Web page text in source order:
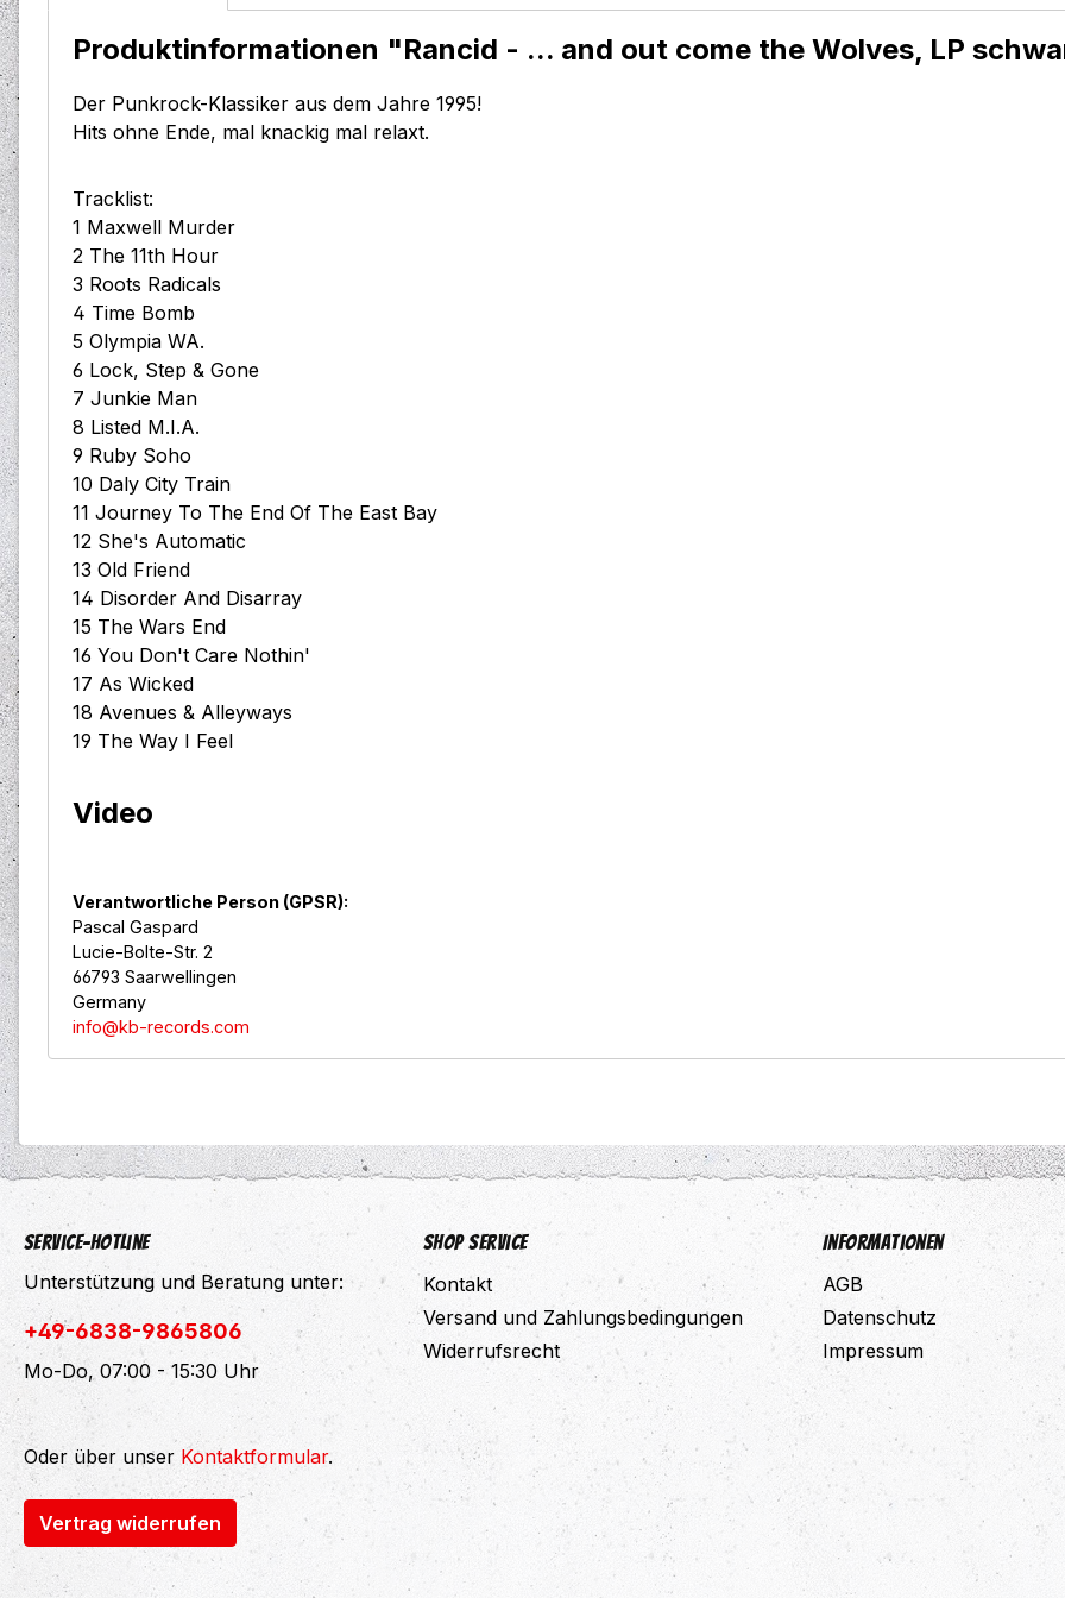
Produktinformationen "Rancid - ... and out come the Wolves, LP
Der Punkrock-Klassiker aus dem Jahre 1995!
Hits ohne Ende, mal knackig mal relaxt.
Tracklist:
1 Maxwell Murder
2 The 11th Hour
3 Roots Radicals
4 Time Bomb
5 Olympia WA.
6 Lock, Step & Gone
7 Junkie Man
8 Listed M.I.A.
9 Ruby Soho
10 Daly City Train
11 Journey To The End Of The East Bay
12 She's Automatic
13 Old Friend
14 Disorder And Disarray
15 The Wars End
16 You Don't Care Nothin'
17 As Wicked
18 Avenues & Alleyways
19 The Way I Feel
Video
Verantwortliche Person (GPSR):
Pascal Gaspard
Lucie-Bolte-Str. 2
66793 Saarwellingen
Germany
info@kb-records.com
Service-Hotline
Unterstützung und Beratung unter:
+49-6838-9865806
Mo-Do, 07:00 - 15:30 Uhr
Oder über unser Kontaktformular.
Vertrag widerrufen
Shop Service
Kontakt
Versand und Zahlungsbedingungen
Widerrufsrecht
Informationen
AGB
Datenschutz
Impressum